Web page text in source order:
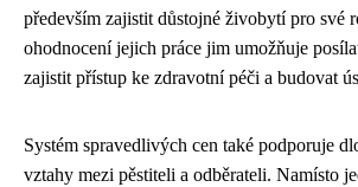
především zajistit důstojné živobytí pro své
ohodnocení jejich práce jim umožňuje
zajistit přístup ke zdravotní péči a budovat
Systém spravedlivých cen také podporuje
vztahy mezi pěstiteli a odběrateli. Namísto